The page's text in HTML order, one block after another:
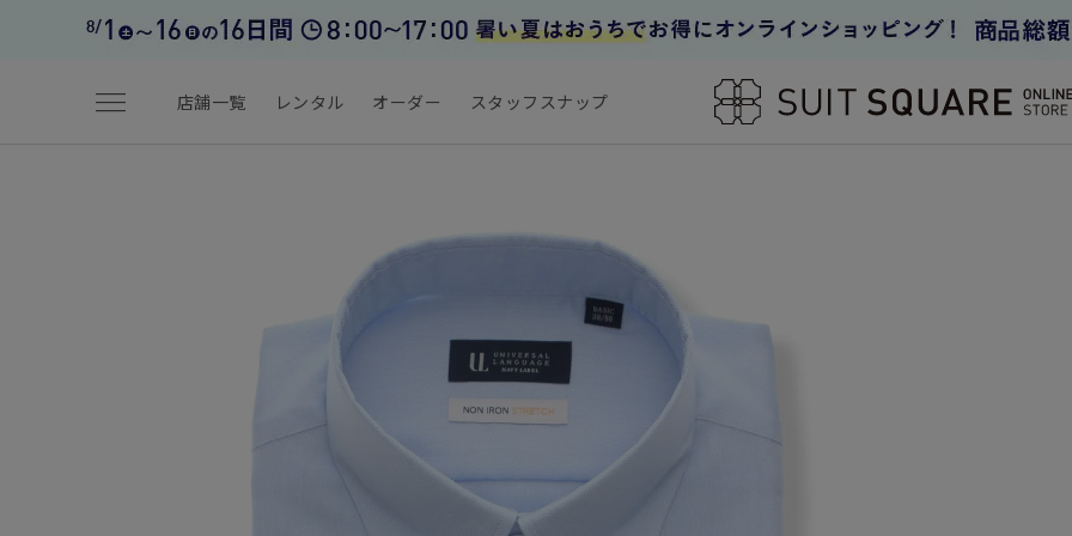
menu 店舗一覧 レンタル オーダー スタッフスナップ